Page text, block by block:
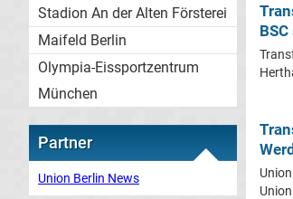
Stadion An der Alten Försterei
Maifeld Berlin
Olympia-Eissportzentrum
München
Partner
Union Berlin News